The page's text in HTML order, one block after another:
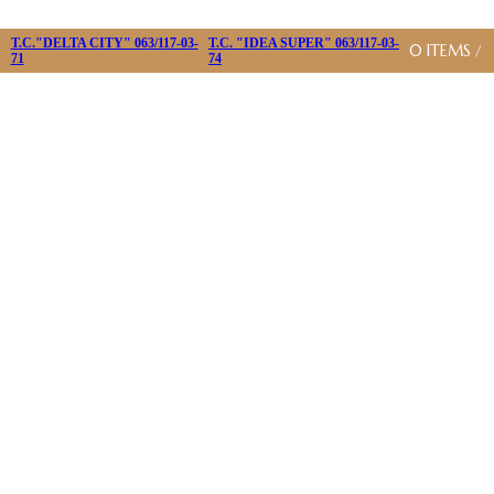
T.C."DELTA CITY" 063/117-03-
71
T.C. "IDEA SUPER" 063/117-03-
74
0ITEMS /